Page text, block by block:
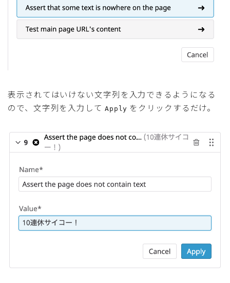
表示されてはいけない文字列を入力できるようになる
ので、文字列を入力して Apply をクリックするだけ。